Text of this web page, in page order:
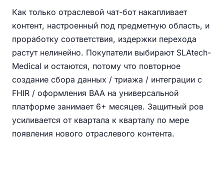
Как только отраслевой чат-бот накапливает
контент, настроенный под предметную область, и
проработку соответствия, издержки перехода
растут нелинейно. Покупатели выбирают SLAtech-
Medical и остаются, потому что повторное
создание сбора данных / триажа / интеграции с
FHIR / оформления BAA на универсальной
платформе занимает 6+ месяцев. Защитный ров
усиливается от квартала к кварталу по мере
появления нового отраслевого контента.